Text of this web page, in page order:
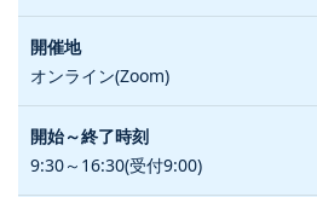
オンライン(Zoom)
9:30～16:30(受付9:00)